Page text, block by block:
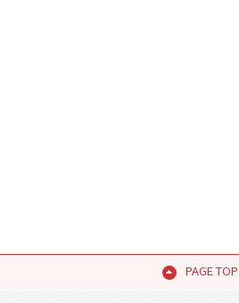
PAGE TOP